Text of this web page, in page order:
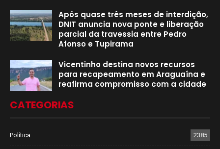
Após quase três meses de interdição,
DNIT anuncia nova ponte e liberação
parcial da travessia entre Pedro
Afonso e Tupirama
Vicentinho destina novos recursos
para recapeamento em Araguaína e
reafirma compromisso com a cidade
CATEGORIAS
Política 2385